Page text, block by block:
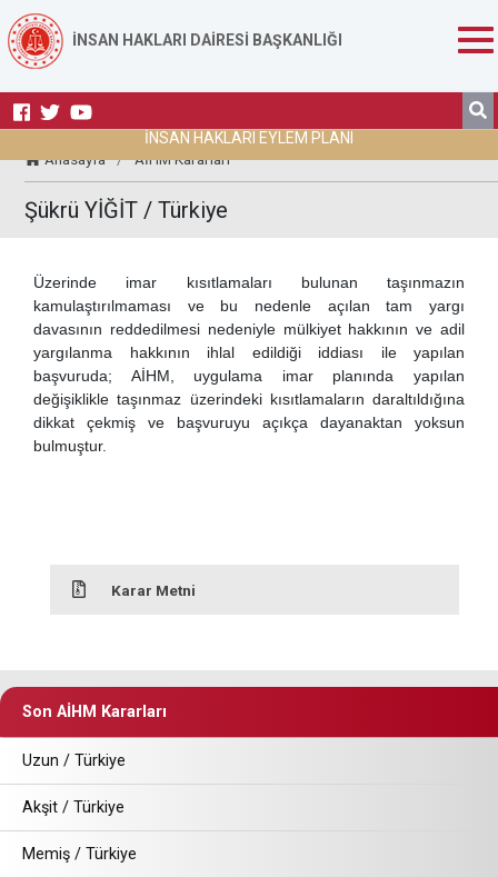
İNSAN HAKLARI DAİRESİ BAŞKANLIĞI
İNSAN HAKLARI EYLEM PLANI
Anasayfa / AİHM Kararları
Şükrü YİĞİT / Türkiye
Üzerinde imar kısıtlamaları bulunan taşınmazın
kamulaştırılmaması ve bu nedenle açılan tam yargı
davasının reddedilmesi nedeniyle mülkiyet hakkının ve adil
yargılanma hakkının ihlal edildiği iddiası ile yapılan
başvuruda; AİHM, uygulama imar planında yapılan
değişiklikle taşınmaz üzerindeki kısıtlamaların daraltıldığına
dikkat çekmiş ve başvuruyu açıkça dayanaktan yoksun
bulmuştur.
Karar Metni
Son AİHM Kararları
Uzun / Türkiye
Akşit / Türkiye
Memiş / Türkiye